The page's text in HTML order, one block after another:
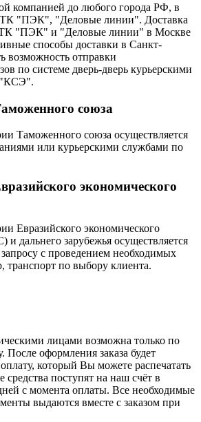
компанией до любого города РФ, в
ТК "ПЭК", "Деловые линии". Доставка
ТК "ПЭК" и "Деловые линии" в Москве
способы доставки в Санкт-
возможность отправки
по системе дверь-дверь курьерскими
союза
Таможенного союза осуществляется
или курьерскими службами по
экономического
Евразийского экономического
дальнего зарубежья осуществляется
с проведением необходимых
транспорт по выбору клиента.
лицами возможна только по
После оформления заказа будет
который Вы можете распечатать
поступят на наш счёт в
с момента оплаты. Все необходимые
выдаются вместе с заказом при